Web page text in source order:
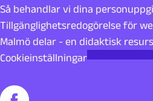
Så behandlar vi dina
Tillgänglighetsredogörelse för
Malmö delar - en didaktisk resurs
Cookieinställningar